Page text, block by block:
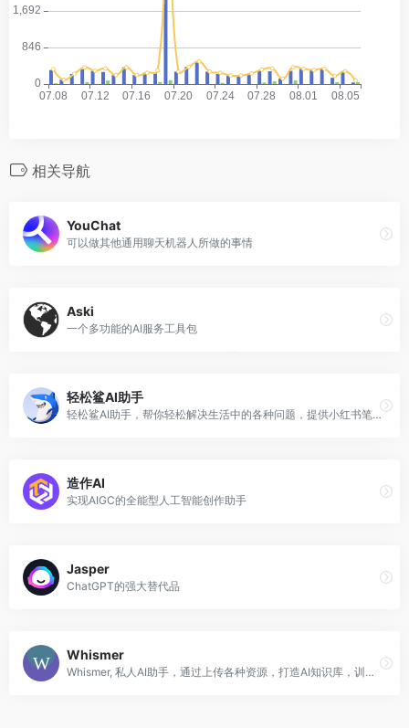
相关导航
YouChat
可以做其他通用聊天机器人所做的事情
Aski
一个多功能的AI服务工具包
轻松鲨AI助手
轻松鲨AI助手，帮你轻松解决生活中的各种问题，提供小红书笔记撰写、小红书爆款标题撰写、周报生成器、周报模版、简历排版优化、文章改写、论文修改、AI智能聊天等智能服务
造作AI
实现AIGC的全能型人工智能创作助手
Jasper
ChatGPT的强大替代品
Whismer
Whismer, 私人AI助手，通过上传各种资源，打造AI知识库，训练专业的AI助手，得到正确的答案。每个人都可以轻松定制自己的AI，并且可以团队共享专业AI。